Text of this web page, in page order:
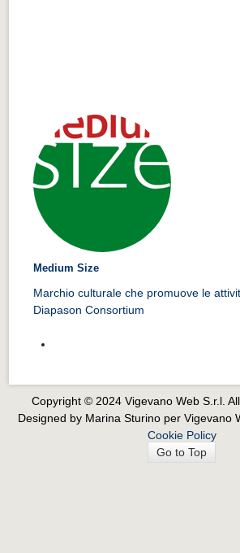
Medium Size
Marchio culturale che promuove le
Diapason Consortium
Copyright © 2024 Vigevano Web S.r.l.
Designed by Marina Sturino per Vigevano
Cookie Policy
Go to Top